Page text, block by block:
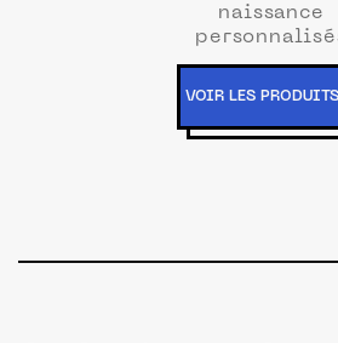
naissance
VOIR LES PRODUITS